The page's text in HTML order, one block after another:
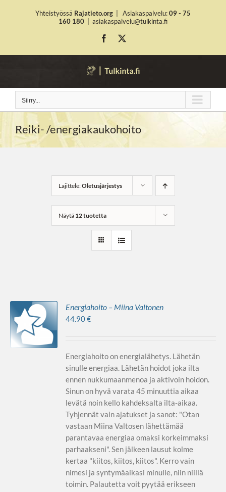
Yhteistyössä Rajatieto.org Asiakaspalvelu:09 - 75
160 180
asiakaspalvelu@tulkinta.fi
Facebook
Siirry...
Reiki- /energiakaukohoito
Lajittele:Oletusjärjestys
Näytä 12 tuotetta
Energiahoito – Miina Valtonen
44.90€
Energiahoito on energialähetys. Lähetän
sinulle energiaa. Lähetän hoidot joka ilta
ennen nukkumaanmenoa ja aktivoin hoidon.
Sinun on hyvä varata 45 minuuttia aikaa
levätä noin kello kahdeksalta ilta-aikaa.
Tyhjennät vain ajatukset ja sanot: "Otan
vastaan Miina Valtosen lähettämää
parantavaa energiaa omaksi korkeimmaksi
parhaakseni". Sen jälkeen lausut kolme
kertaa "kiitos, kiitos, kiitos". Kerro vain
nimesi ja syntymäaikasi minulle, niin niillä
toimin. Palautetta voit pyytää erikseen